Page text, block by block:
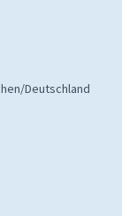
Deutschland